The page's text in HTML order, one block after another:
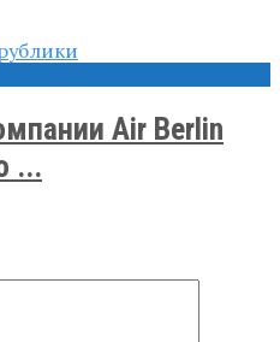
Air Berlin
...